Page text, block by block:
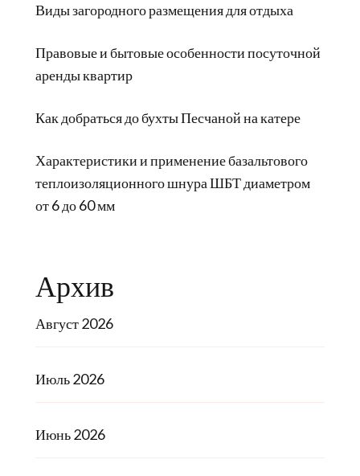
Виды загородного размещения для отдыха
Правовые и бытовые особенности посуточной
аренды квартир
Как добраться до бухты Песчаной на катере
Характеристики и применение базальтового
теплоизоляционного шнура ШБТ диаметром
от 6 до 60 мм
Архив
Август 2026
Июль 2026
Июнь 2026